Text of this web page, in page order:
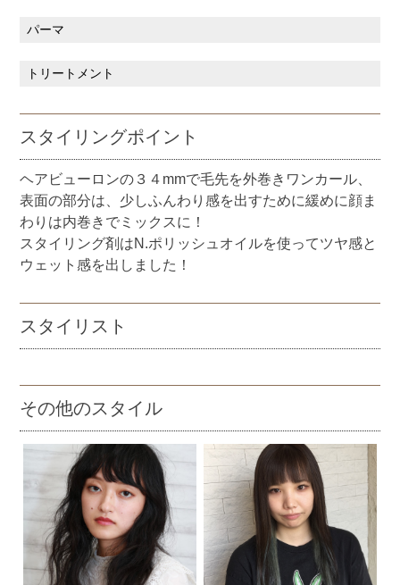
パーマ
トリートメント
スタイリングポイント
ヘアビューロンの３４mmで毛先を外巻きワンカール、
表面の部分は、少しふんわり感を出すために緩めに顔ま
わりは内巻きでミックスに！
スタイリング剤はN.ポリッシュオイルを使ってツヤ感と
ウェット感を出しました！
スタイリスト
その他のスタイル